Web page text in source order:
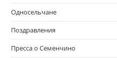
Односельчане
Поздравления
Пресса о Семенчино